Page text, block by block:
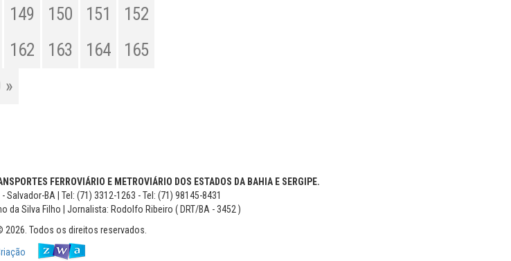
149 150 151
152
162 163 164
165
»
FERROVIÁRIO E METROVIÁRIO DOS ESTADOS DA BAHIA E SERGIPE.
Salvador-BA | Tel: (71) 3312-1263 - Tel: (71) 98145-8431
da Silva Filho | Jornalista: Rodolfo Ribeiro ( DRT/BA - 3452 )
2026. Todos os direitos reservados.